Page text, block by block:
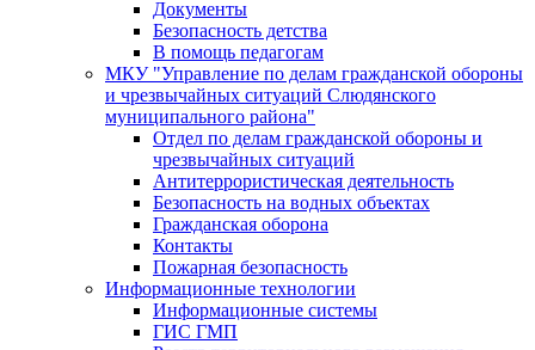
Документы
Безопасность детства
В помощь педагогам
МКУ "Управление по делам гражданской обороны
и чрезвычайных ситуаций Слюдянского
муниципального района"
Отдел по делам гражданской обороны и
чрезвычайных ситуаций
Антитеррористическая деятельность
Безопасность на водных объектах
Гражданская оборона
Контакты
Пожарная безопасность
Информационные технологии
Информационные системы
ГИС ГМП